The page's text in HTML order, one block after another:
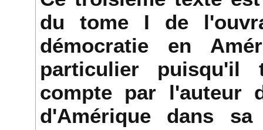
du tome I de
démocratie en
particulier
compte par l'auteur
d'Amérique dans